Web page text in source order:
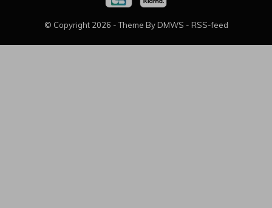
© Copyright 2026 - Theme By DMWS - RSS-feed